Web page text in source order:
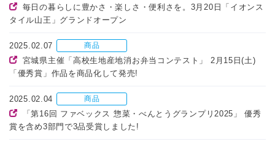
毎日の暮らしに豊かさ・楽しさ・便利さを。3月20日「イオンス
タイル山王」グランドオープン
2025.02.07 商品
宮城県主催「高校生地産地消お弁当コンテスト」 2月15日(土)
「優秀賞」作品を商品化して発売!
2025.02.04 商品
「第16回 ファベックス 惣菜・べんとうグランプリ2025」 優秀
賞を含め3部門で3品受賞しました!